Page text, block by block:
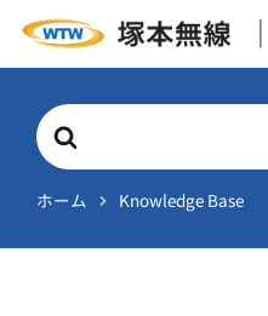
Search
For
ホーム Knowledge Base